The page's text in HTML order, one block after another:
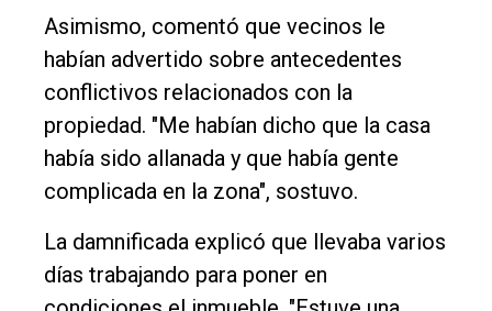
Asimismo, comentó que vecinos le
habían advertido sobre antecedentes
conflictivos relacionados con la
propiedad. "Me habían dicho que la casa
había sido allanada y que había gente
complicada en la zona", sostuvo.
La damnificada explicó que llevaba varios
días trabajando para poner en